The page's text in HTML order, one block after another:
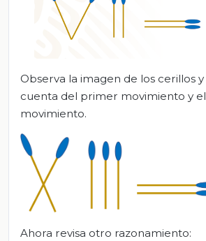
Observa la imagen de los cerillos
cuenta del primer movimiento y
movimiento.
Ahora revisa otro razonamiento: